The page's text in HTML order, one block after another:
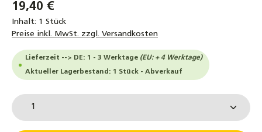
19,40 €
Inhalt: 1 Stück
Preise inkl. MwSt. zzgl. Versandkosten
Lieferzeit --> DE: 1 - 3 Werktage (EU: + 4 Werktage)
Aktueller Lagerbestand: 1 Stück - Abverkauf
Produkt Anzahl: Gib den gewünschten Wert ein